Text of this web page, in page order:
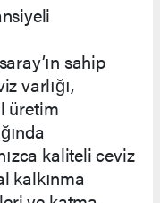
sahip
varlığı,
üretim
kaliteli ceviz
kalkınma